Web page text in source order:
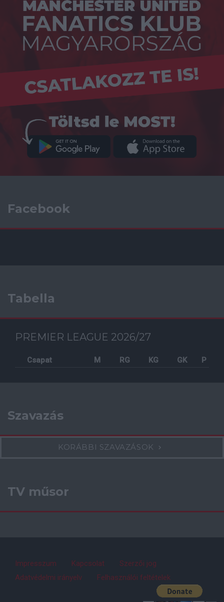
Facebook
Tabella
PREMIER LEAGUE 2026/27
Csapat M RG KG GK P
Szavazás
KORÁBBI SZAVAZÁSOK
TV műsor
Impresszum Kapcsolat
Szerzői jog
Adatvédelmi irányelv
Felhasználói feltételek